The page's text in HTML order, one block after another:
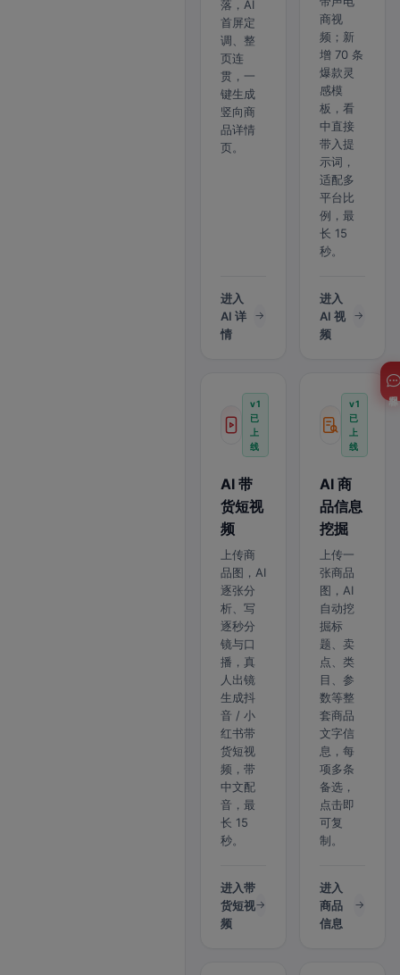
落，AI
首屏定
调、整
页连
贯，一
键生成
竖向商
品详情
页。
进入
AI 详
情
商视
频；新
增 70 条
爆款灵
感模
板，看
中直接
带入提
示词，
适配多
平台比
例，最
长 15
秒。
进入
AI 视
频
v1
已
上
线
AI 带
货短视
频
上传商
品图，AI
逐张分
析、写
逐秒分
镜与口
播，真
人出镜
生成抖
音 / 小
红书带
货短视
频，带
中文配
音，最
长 15
秒。
进入带
货短视
频
v1
已
上
线
AI 商
品信息
挖掘
上传一
张商品
图，AI
自动挖
掘标
题、卖
点、类
目、参
数等整
套商品
文字信
息，每
项多条
备选，
点击即
可复
制。
进入
商品
信息